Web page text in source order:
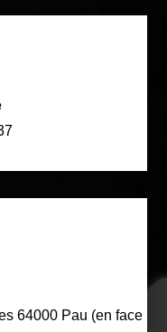
64000 Pau (en face